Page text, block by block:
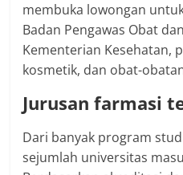
membuka lowongan
Badan Pengawas Obat
Kementerian Kesehatan,
kosmetik, dan obat-
Jurusan farmasi
Dari banyak program
sejumlah universitas